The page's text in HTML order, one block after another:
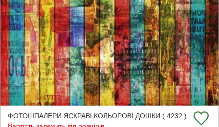
ФОТОШПАЛЕРИ ЯСКРАВІ КОЛЬОРОВІ ДОШКИ ( 4232 )